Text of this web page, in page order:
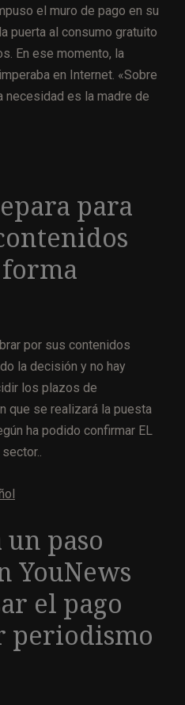
el muro de pago en su
puerta al consumo gratuito
En ese momento, la
en Internet. «Sobre
es la madre de
para
por sus contenidos
la decisión y no hay
los plazos de
que se realizará la puesta
ha podido confirmar EL
un paso
YouNews
el pago
periodismo